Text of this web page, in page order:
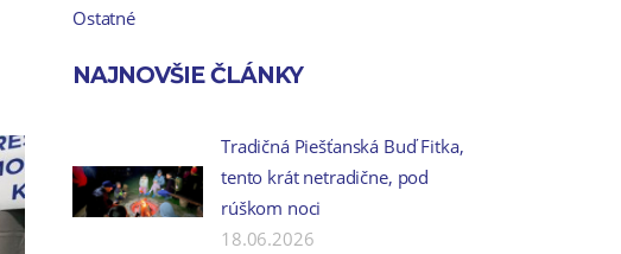
Ostatné
NAJNOVŠIE ČLÁNKY
Tradičná Piešťanská Buď Fitka,
tento krát netradične, pod
rúškom noci
18.06.2026